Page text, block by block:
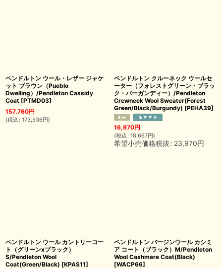
ペンドルトン ウール・レザー ジャケ
ット ブラウン（Pueblo
Dwelling）/Pendleton Cassidy
Coat [PTMD03]
157,760円
(税込 : 173,536円)
ペンドルトン クルーネック ウールセ
ーター（フォレストグリーン・ブラッ
ク・バーガンディー）/Pendleton
Crewneck Wool Sweater(Forest
Green/Black/Burgundy) [PEHA39]
16,970円
(税込 : 18,667円)
希望小売価格税抜: 23,970円
ペンドルトン ウール カントリーコー
ト（グリーンxブラック）
S/Pendleton Wool
Coat(Green/Black) [KPAS11]
ペンドルトン バージンウール カシミ
ア コート（ブラック）M/Pendleton
Wool Cashmere Coat(Black)
[WACP66]